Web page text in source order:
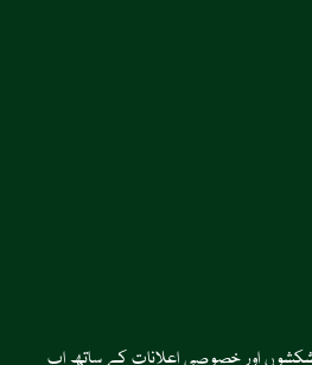
پیشکشوں اور خصوصی اعلانات کے ساتھ اپ